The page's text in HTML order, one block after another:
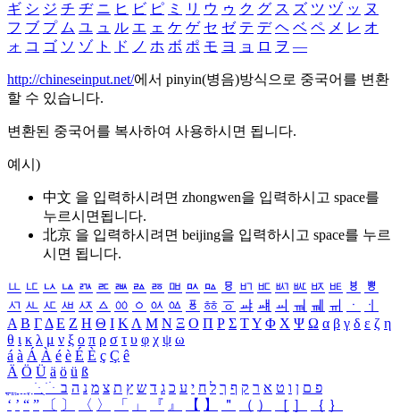
ギ シ ジ チ ヂ ニ ヒ ビ ピ ミ リ ウ ゥ ク グ ス ズ ツ ヅ ッ ヌ
フ ブ プ ム ユ ュ ル エ ェ ケ ゲ セ ゼ テ デ ヘ ベ ペ メ レ オ
ォ コ ゴ ソ ゾ ト ド ノ ホ ボ ポ モ ヨ ョ ロ ヲ ―
http://chineseinput.net/에서 pinyin(병음)방식으로 중국어를 변환
할 수 있습니다.
변환된 중국어를 복사하여 사용하시면 됩니다.
예시)
中文 을 입력하시려면 zhongwen을 입력하시고 space를
누르시면됩니다.
北京 을 입력하시려면 beijing을 입력하시고 space를 누르
시면 됩니다.
ㅥ ㅦ ㅧ ㅨ ㅩ ㅪ ㅫ ㅬ ㅭ ㅮ ㅯ ㅰ ㅱ ㅲ ㅳ ㅴ ㅵ ㅶ ㅷ ㅸ
ㅹ
ㅺ ㅻ ㅼ ㅽ ㅾ ㅿ ㆀ ㆁ ㆂ ㆃ ㆄ ㆅ ㆆ ㆇ ㆈ ㆉ ㆊ ㆋ ㆌ ㆍ
ㆎ
Α Β ΓΔ Ε Ζ Η Θ Ι ΚΛ Μ Ν Ξ Ο Π Ρ Σ ΤΥ Φ Χ Ψ Ω α β γ δ ε ζ η
θ ι κ λ μ ν ξ ο π ρ σ τ υ φ χ ψ ω
á à Á À é è É È ç Ç ê
Ä Ö Ü ä ö ü ß
ִֶֹ ֻּ ׁׂ פ ם ן ו ט א ר ק ף ך ל ח י ע כ ג ד ש ץ ת צ מ נ ה ב
‘ ’ “ ” 〔 〕 〈 〉 「 」 『 』 【 】 ＂ （ ） ［ ］ ｛ ｝